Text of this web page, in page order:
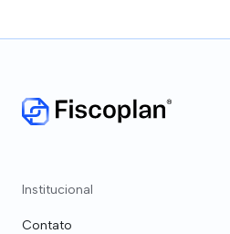
Institucional
Contato